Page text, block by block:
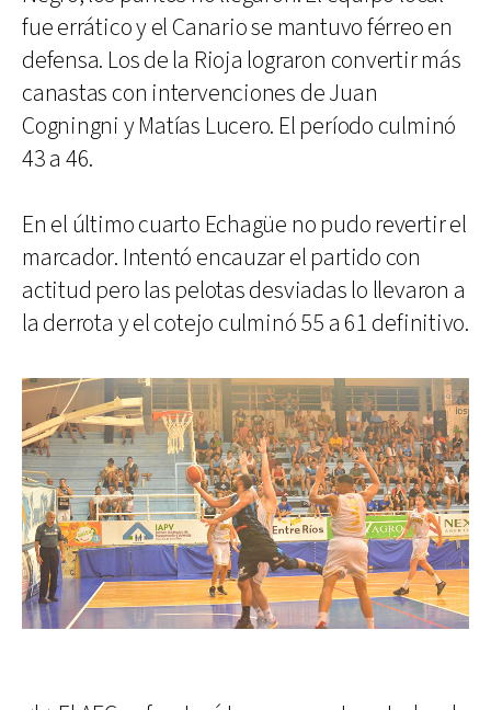
fue errático y el Canario se mantuvo férreo en
defensa. Los de la Rioja lograron convertir más
canastas con intervenciones de Juan
Cogningni y Matías Lucero. El período culminó
43 a 46.
En el último cuarto Echagüe no pudo revertir el
marcador. Intentó encauzar el partido con
actitud pero las pelotas desviadas lo llevaron a
la derrota y el cotejo culminó 55 a 61 definitivo.